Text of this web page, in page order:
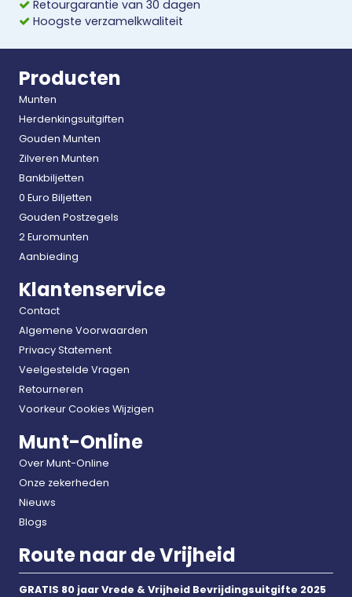
Retourgarantie van 30 dagen
Hoogste verzamelkwaliteit
Producten
Munten
Herdenkingsuitgiften
Gouden Munten
Zilveren Munten
Bankbiljetten
0 Euro Biljetten
Gouden Postzegels
2 Euromunten
Aanbieding
Klantenservice
Contact
Algemene Voorwaarden
Privacy Statement
Veelgestelde Vragen
Retourneren
Voorkeur Cookies Wijzigen
Munt-Online
Over Munt-Online
Onze zekerheden
Nieuws
Blogs
Route naar de Vrijheid
GRATIS 80 jaar Vrede & Vrijheid Bevrijdingsuitgifte 2025